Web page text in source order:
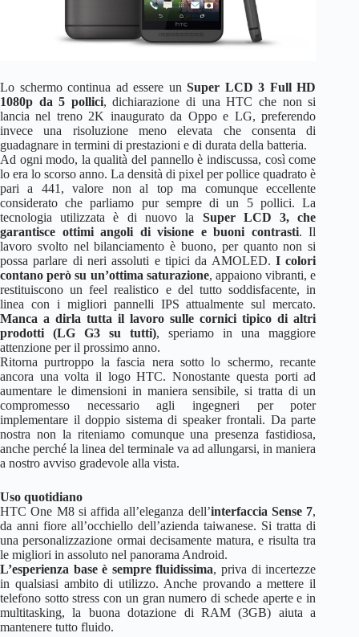
Lo schermo continua ad essere unSuper LCD 3 Full HD
1080p da 5 pollici, dichiarazione di una HTC che non si
lancia nel treno 2K inaugurato da Oppo e LG, preferendo
invece una risoluzione meno elevata che consenta di
guadagnare in termini di prestazioni e di durata della batteria.
Ad ogni modo, la qualità del pannello è indiscussa, così come
lo era lo scorso anno. La densità di pixel per pollice quadrato è
pari a 441, valore non al top ma comunque eccellente
considerato che parliamo pur sempre di un 5 pollici. La
tecnologia utilizzata è di nuovo la Super LCD 3, che
garantisce ottimi angoli di visione e buoni contrasti. Il
lavoro svolto nel bilanciamento è buono, per quanto non si
possa parlare di neri assoluti e tipici da AMOLED. I colori
contano però su un’ottima saturazione, appaiono vibranti, e
restituiscono un feel realistico e del tutto soddisfacente, in
linea con i migliori pannelli IPS attualmente sul mercato.
Manca a dirla tutta il lavoro sulle cornici tipico di altri
prodotti (LG G3 su tutti), speriamo in una maggiore
attenzione per il prossimo anno.
Ritorna purtroppo la fascia nera sotto lo schermo, recante
ancora una volta il logo HTC. Nonostante questa porti ad
aumentare le dimensioni in maniera sensibile, si tratta di un
compromesso necessario agli ingegneri per poter
implementare il doppio sistema di speaker frontali. Da parte
nostra non la riteniamo comunque una presenza fastidiosa,
anche perché la linea del terminale va ad allungarsi, in maniera
a nostro avviso gradevole alla vista.
Uso quotidiano
HTC One M8 si affida all’eleganza dell’interfaccia Sense 7,
da anni fiore all’occhiello dell’azienda taiwanese. Si tratta di
una personalizzazione ormai decisamente matura, e risulta tra
le migliori in assoluto nel panorama Android.
L’esperienza base è sempre fluidissima, priva di incertezze
in qualsiasi ambito di utilizzo. Anche provando a mettere il
telefono sotto stress con un gran numero di schede aperte e in
multitasking, la buona dotazione di RAM (3GB) aiuta a
mantenere tutto fluido.